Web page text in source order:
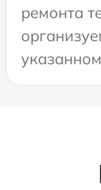
ремонта